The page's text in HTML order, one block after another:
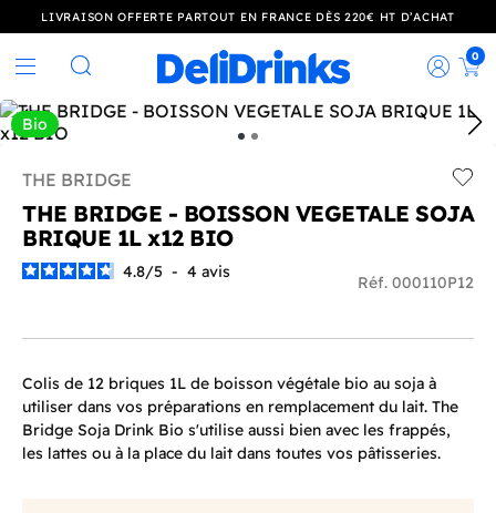
LIVRAISON OFFERTE PARTOUT EN FRANCE DÈS 220€ HT D’ACHAT
Rechercher
0
Bio
THE BRIDGE
THE BRIDGE - BOISSON VEGETALE SOJA
BRIQUE 1L x12 BIO
4.8/5 - 4 avis
Réf. 000110P12
Colis de 12 briques 1L de boisson végétale bio au soja à
utiliser dans vos préparations en remplacement du lait. The
Bridge Soja Drink Bio s'utilise aussi bien avec les frappés,
les lattes ou à la place du lait dans toutes vos pâtisseries.